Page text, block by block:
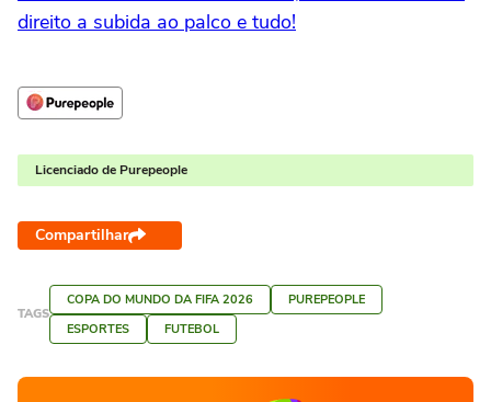
direito a subida ao palco e tudo!
Licenciado de Purepeople
Compartilhar
TAGS
COPA DO MUNDO DA FIFA 2026
PUREPEOPLE
ESPORTES
FUTEBOL